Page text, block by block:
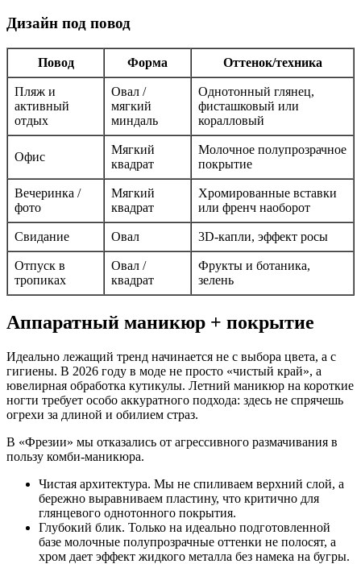
Дизайн под повод
Повод Форма Оттенок/техника
Пляж и
активный
отдых
Овал /
мягкий
миндаль
Однотонный глянец,
фисташковый или
коралловый
Офис
Мягкий
квадрат
Молочное полупрозрачное
покрытие
Вечеринка /
фото
Мягкий
квадрат
Хромированные вставки
или френч наоборот
Свидание Овал 3D-капли, эффект росы
Отпуск в
тропиках
Овал /
квадрат
Фрукты и ботаника,
зелень
Аппаратный маникюр + покрытие
Идеально лежащий тренд начинается не с выбора цвета, а с
гигиены. В 2026 году в моде не просто «чистый край», а
ювелирная обработка кутикулы. Летний маникюр на короткие
ногти требует особо аккуратного подхода: здесь не спрячешь
огрехи за длиной и обилием страз.
В «Фрезии» мы отказались от агрессивного размачивания в
пользу комби-маникюра.
Чистая архитектура. Мы не спиливаем верхний слой, а
бережно выравниваем пластину, что критично для
глянцевого однотонного покрытия.
Глубокий блик. Только на идеально подготовленной
базе молочные полупрозрачные оттенки не полосят, а
хром дает эффект жидкого металла без намека на бугры.